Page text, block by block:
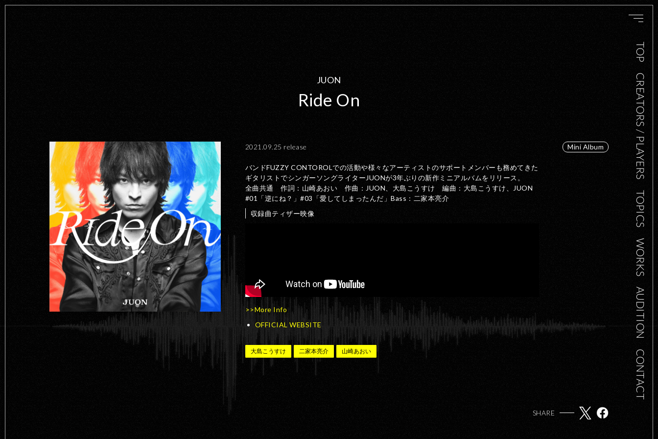
TOP
CREATORS / PLAYERS
TOPICS
WORKS
AUDITION
CONTACT
JUON
Ride On
2021.09.25 release Mini Album
バンドFUZZY CONTOROLでの活動や様々なアーティストのサポートメンバーも務めてきた
ギタリストでシンガーソングライターJUONが3年ぶりの新作ミニアルバムをリリース。
全曲共通 作詞：山崎あおい 作曲：JUON、大島こうすけ 編曲：大島こうすけ、JUON
#01「逆にね？」#03「愛してしまったんだ」Bass：二家本亮介
収録曲ティザー映像
>>More Info
OFFICIAL WEBSITE
大島こうすけ 二家本亮介 山崎あおい
SHARE